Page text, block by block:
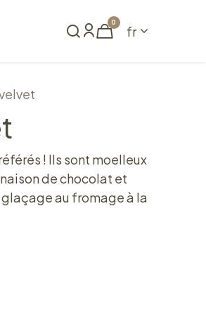
0
fr
! Ils sont moelleux
de chocolat et
au fromage à la